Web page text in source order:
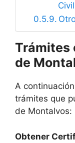
Civil
Trámites
de
A
trámites que
de Montalvos:
Obtener